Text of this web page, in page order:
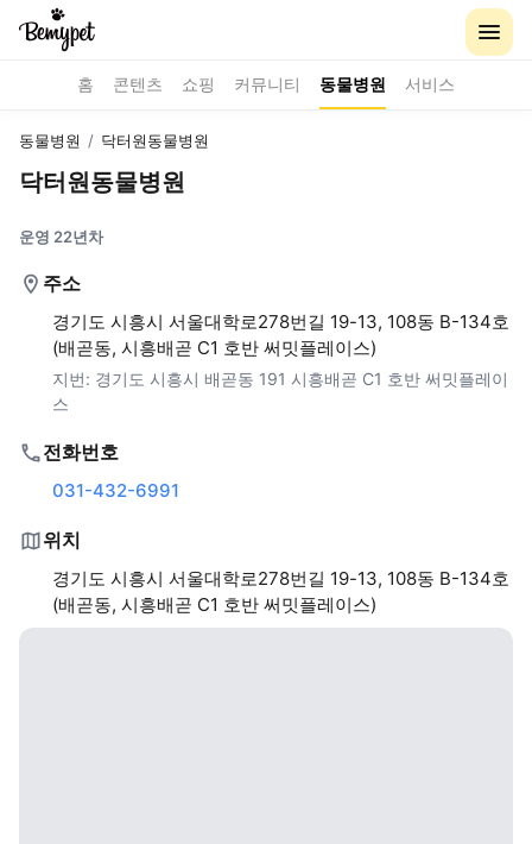
홈 콘텐츠 쇼핑 커뮤니티 동물병원 서비스
동물병원 / 닥터원동물병원
닥터원동물병원
운영 22년차
주소
경기도 시흥시 서울대학로278번길 19-13, 108동 B-134호
(배곧동, 시흥배곧 C1 호반 써밋플레이스)
지번: 경기도 시흥시 배곧동 191 시흥배곧 C1 호반 써밋플레이
스
전화번호
031-432-6991
위치
경기도 시흥시 서울대학로278번길 19-13, 108동 B-134호
(배곧동, 시흥배곧 C1 호반 써밋플레이스)